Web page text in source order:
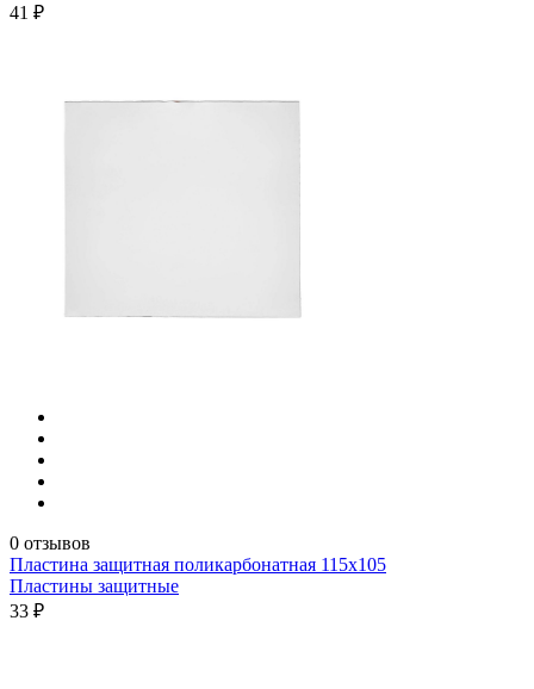
41 ₽
0 отзывов
Пластина защитная поликарбонатная 115х105
Пластины защитные
33 ₽